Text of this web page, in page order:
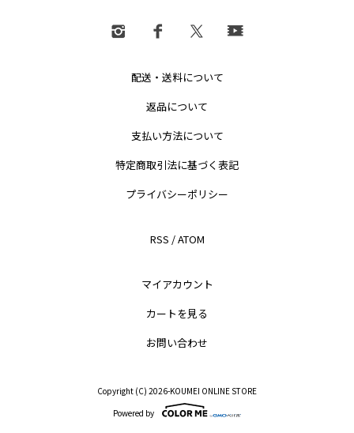
配送・送料について
返品について
支払い方法について
特定商取引法に基づく表記
プライバシーポリシー
RSS /ATOM
マイアカウント
カートを見る
お問い合わせ
Copyright (C) 2026-KOUMEI ONLINE STORE
Powered by